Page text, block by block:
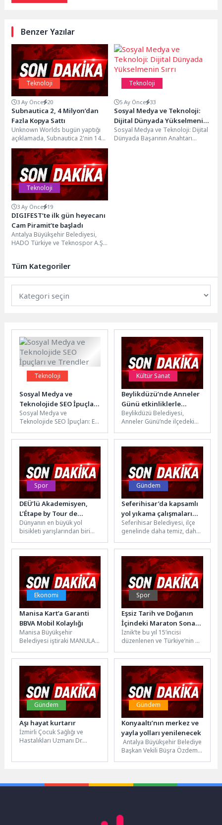
Benzer Yazılar
Teknoloji
3 Ay Önce 20
Subnautica 2, 4 Milyon’dan
Fazla Kopya Sattı
Unknown Worlds bugün yaptığı
açıklamada, Subnautica 2'nin 14
Mayıs'ta Erken Erişim’e çıkışından
bu yana dünya çapında 4...
Teknoloji
5 Ay Önce 33
Sosyal Medya ve Teknoloji:
Dijital Dünyada Yükselmenin
Sırrı
Sosyal Medya ve Teknoloji: Dijital
Dünyada Başarının Anahtarı
Teknoloji
3 Ay Önce 19
DIGIFEST’te ilk gün heyecanı
Cam Piramit’te başladı
Antalya Büyükşehir Belediyesi,
HADO Türkiye ve Teknospor A.Ş
Tüm Kategoriler
Teknoloji
Sosyal Medya ve
Teknolojide SEO İpuçları
ve Trendler
Sosyal Medya ve
Teknolojide SEO İpuçları: En
teknoloji alanındaki SEO...
Kültür Sanat
Beylikdüzü’nde Anneler
Günü etkinliklerle
kutlandı
Beylikdüzü Belediyesi,
Anneler Günü’nde ilçedeki
kapsamında belirlenen
noktalarda çiçek dağıtımı
yapılırken kamptan...
Spor
DEÜ’lü Akademisyen,
L’Étape by Tour de
France Türkiye Etabı’nda
İkincilik Kürsüsüne Çıktı
Dünyanın en büyük yol
bisikleti yarışlarından biri
amatör sporcular için
düzenlenen...
Gündem
Seferihisar’da kapsamlı
yol yıkama çalışmaları
aralıksız sürüyor
Seferihisar Belediyesi, ilçe
genelinde daha temiz, daha
bir kent oluşturmak
amacıyla...
Ekonomi
Manisa Kart’a Garanti
BBVA Mobil Kolaylığı
Manisa Büyükşehir
Belediyesi iştiraki MANULAŞ
hayata geçirilen yeni
uygulama sayesinde,...
Spor
Eşsiz Tarih ve Doğanın
İçindeki Maraton Sona
Erdi
İznik’te bu yıl 15’incisi
düzenlenen ve Türkiye’nin en
İznik Ultra Maratonu,...
Gündem
Aşı hayat kurtarır
İzmirli Çocuk Sağlığı ve
Hastalıkları Uzmanı Dr.
Gündem
Konyaaltı’nın merkez ve
yayla yolları yenilenecek
Antalya Büyükşehir Belediye
Başkan Vekili Büşra Özdemir,